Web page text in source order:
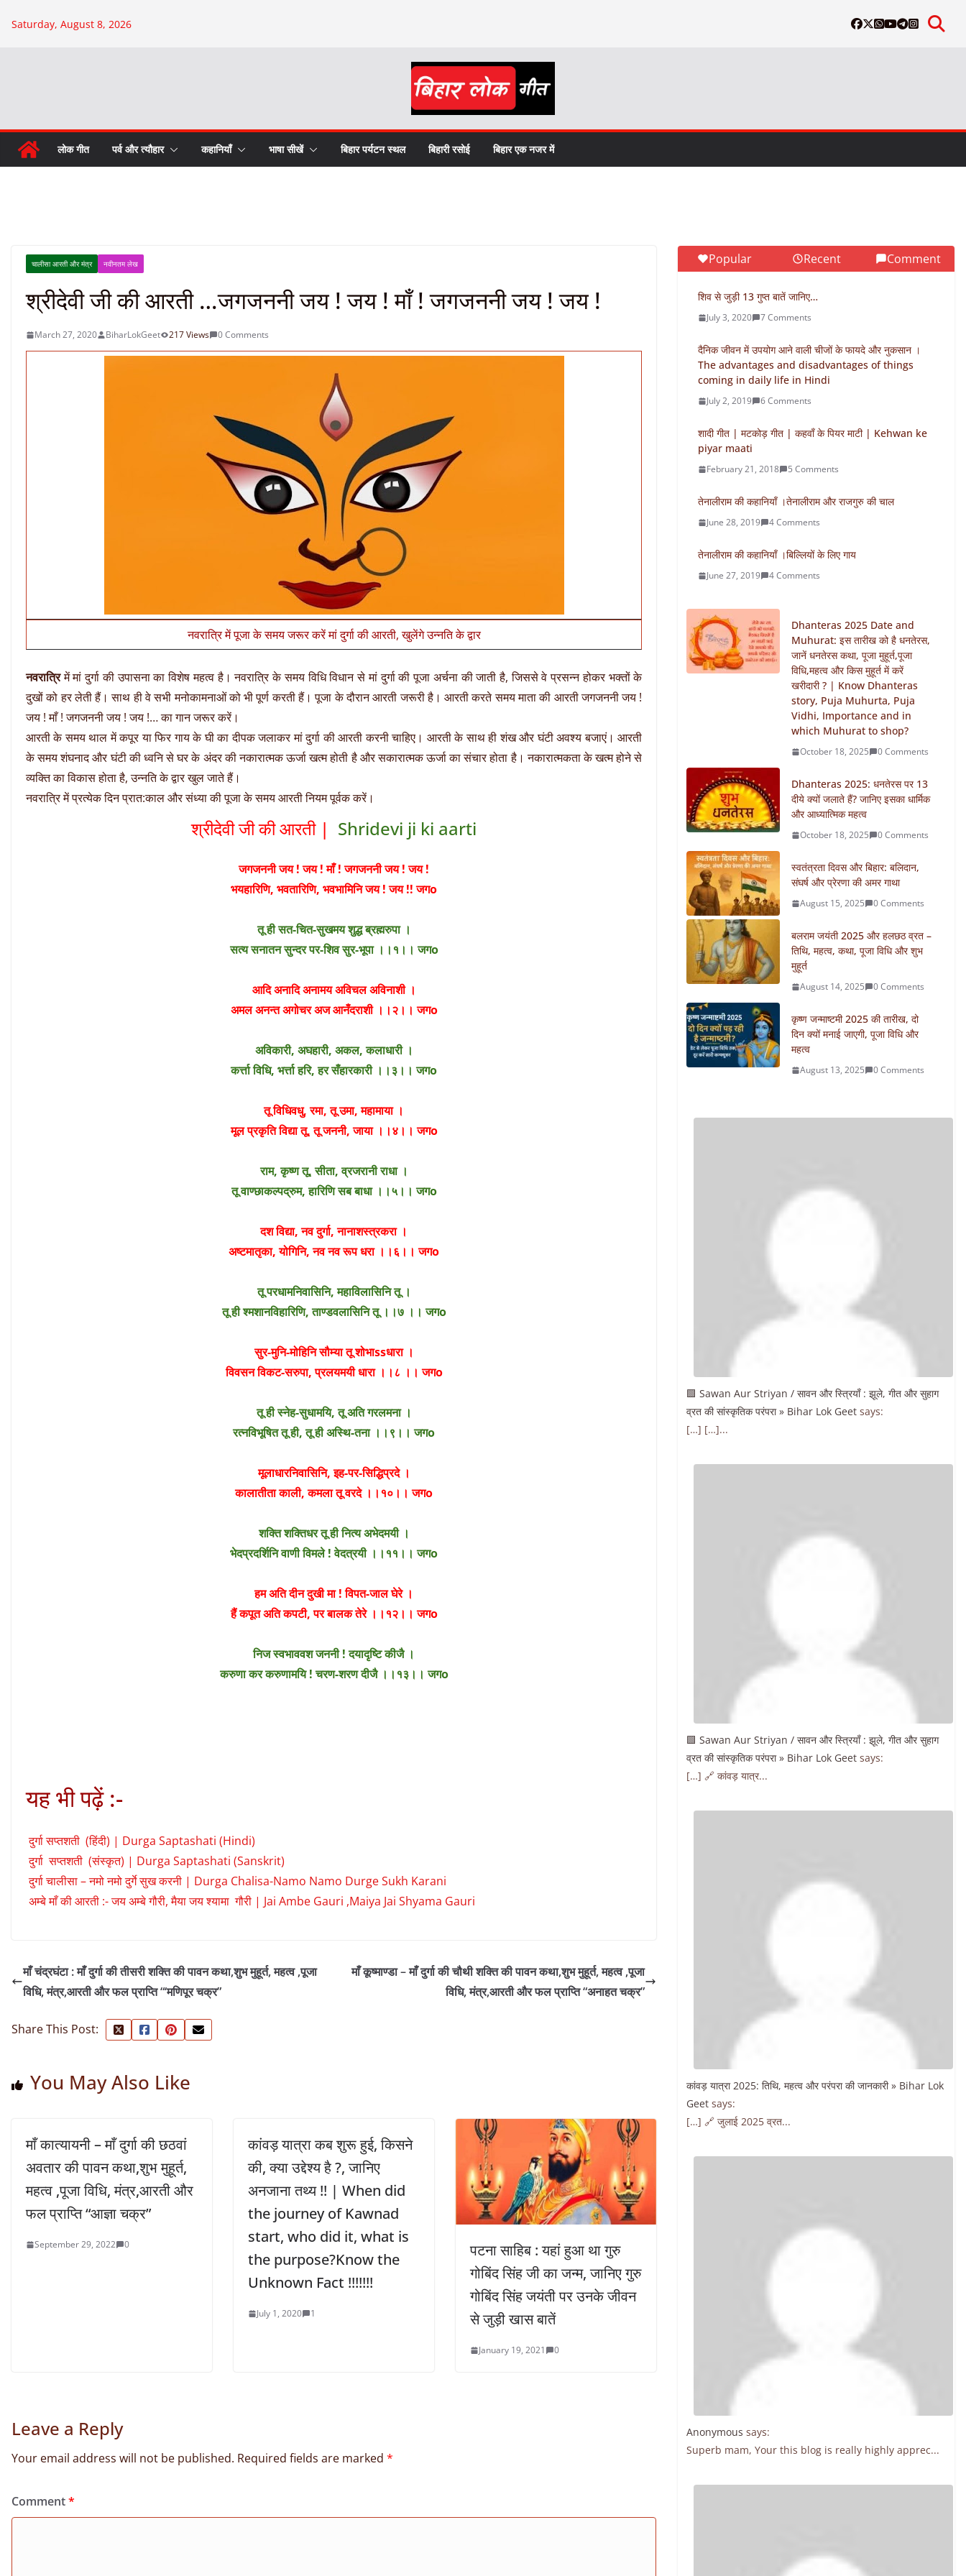
Saturday, August 8, 2026
लोक गीत पर्व और त्यौहार कहानियाँ भाषा सीखें बिहार पर्यटन स्थल बिहारी रसोई बिहार एक नजर में
चालीसा आरती और मंत्र नवीनतम लेख
श्रीदेवी जी की आरती …जगजननी जय ! जय ! माँ ! जगजननी जय ! जय !
March 27, 2020 BiharLokGeet 217 Views 0 Comments
नवरात्रि में पूजा के समय जरूर करें मां दुर्गा की आरती, खुलेंगे उन्नति के द्वार
नवरात्रिमें मां दुर्गा की उपासना का विशेष महत्व है। नवरात्रि के समय विधि विधान से मां दुर्गा की पूजा अर्चना की जाती है, जिससे वे प्रसन्न होकर भक्तों के
दुखों को हर लेती हैं। साथ ही वे सभी मनोकामनाओं को भी पूर्ण करती हैं। पूजा के दौरान आरती जरूरी है। आरती करते समय माता की आरती जगजननी जय !
जय ! माँ ! जगजननी जय ! जय !… का गान जरूर करें।
आरती के समय थाल में कपूर या फिर गाय के घी का दीपक जलाकर मां दुर्गा की आरती करनी चाहिए। आरती के साथ ही शंख और घंटी अवश्य बजाएं। आरती
के समय शंघनाद और घंटी की ध्वनि से घर के अंदर की नकारात्मक ऊर्जा खत्म होती है और सकारात्मक ऊर्जा का संचार होता है। नकारात्मकता के खत्म होने से
व्यक्ति का विकास होता है, उन्नति के द्वार खुल जाते हैं।
नवरात्रि में प्रत्येक दिन प्रात:काल और संध्या की पूजा के समय आरती नियम पूर्वक करें।
श्रीदेवी जी की आरती | Shridevi ji ki aarti
जगजननी जय ! जय ! माँ ! जगजननी जय ! जय !
भयहारिणि, भवतारिणि, भवभामिनि जय ! जय !! जगo
तू ही सत-चित-सुखमय शुद्ध ब्रह्मरुपा ।
सत्य सनातन सुन्दर पर-शिव सुर-भूपा ।।१।। जगo
आदि अनादि अनामय अविचल अविनाशी ।
अमल अनन्त अगोचर अज आनँदराशी ।।२।। जगo
अविकारी, अघहारी, अकल, कलाधारी ।
कर्त्ता विधि, भर्त्ता हरि, हर सँहारकारी ।।३।। जगo
तू विधिवधु, रमा, तू उमा, महामाया ।
मूल प्रकृति विद्या तू, तू जननी, जाया ।।४।। जगo
राम, कृष्ण तू, सीता, व्रजरानी राधा ।
तू वाण्छाकल्पद्रुम, हारिणि सब बाधा ।।५।। जगo
दश विद्या, नव दुर्गा, नानाशस्त्रकरा ।
अष्टमातृका, योगिनि, नव नव रूप धरा ।।६।। जगo
तू परधामनिवासिनि, महाविलासिनि तू ।
तू ही श्मशानविहारिणि, ताण्डवलासिनि तू ।।७ ।। जगo
सुर-मुनि-मोहिनि सौम्या तू शोभाssधारा ।
विवसन विकट-सरुपा, प्रलयमयी धारा ।।८ ।। जगo
तू ही स्नेह-सुधामयि, तू अति गरलमना ।
रत्नविभूषित तू ही, तू ही अस्थि-तना ।।९।। जगo
मूलाधारनिवासिनि, इह-पर-सिद्धिप्रदे ।
कालातीता काली, कमला तू वरदे ।।१०।। जगo
शक्ति शक्तिधर तू ही नित्य अभेदमयी ।
भेदप्रदर्शिनि वाणी विमले ! वेदत्रयी ।।११।। जगo
हम अति दीन दुखी मा ! विपत-जाल घेरे ।
हैं कपूत अति कपटी, पर बालक तेरे ।।१२।। जगo
निज स्वभाववश जननी ! दयादृष्टि कीजै ।
करुणा कर करुणामयि ! चरण-शरण दीजै ।।१३।। जगo
यह भी पढ़ें :-
दुर्गा सप्तशती (हिंदी) | Durga Saptashati (Hindi)
दुर्गा सप्तशती (संस्कृत) | Durga Saptashati (Sanskrit)
दुर्गा चालीसा – नमो नमो दुर्गे सुख करनी | Durga Chalisa-Namo Namo Durge Sukh Karani
अम्बे माँ की आरती :- जय अम्बे गौरी, मैया जय श्यामा गौरी | Jai Ambe Gauri ,Maiya Jai Shyama Gauri
माँ चंद्रघंटा : माँ दुर्गा की तीसरी शक्ति की पावन कथा,शुभ मुहूर्त, महत्व ,पूजा
विधि, मंत्र,आरती और फल प्राप्ति “‘मणिपूर चक्र”
माँ कूष्माण्डा – माँ दुर्गा की चौथी शक्ति की पावन कथा,शुभ मुहूर्त, महत्व ,पूजा
विधि, मंत्र,आरती और फल प्राप्ति “अनाहत चक्र”
Share This Post:
You May Also Like
माँ कात्यायनी – माँ दुर्गा की छठवां
अवतार की पावन कथा,शुभ मुहूर्त,
महत्व ,पूजा विधि, मंत्र,आरती और
फल प्राप्ति “आज्ञा चक्र”
September 29, 2022 0
कांवड़ यात्रा कब शुरू हुई, किसने
की, क्या उद्देश्य है ?, जानिए
अनजाना तथ्य !! | When did
the journey of Kawnad
start, who did it, what is
the purpose?Know the
Unknown Fact !!!!!!!
July 1, 2020 1
पटना साहिब : यहां हुआ था गुरु
गोबिंद सिंह जी का जन्म, जानिए गुरु
गोबिंद सिंह जयंती पर उनके जीवन
से जुड़ी खास बातें
January 19, 2021 0
Leave a Reply
Your email address will not be published. Required fields are marked *
Comment*
Popular Recent Comment
शिव से जुड़ी 13 गुप्त बातें जानिए…
July 3, 2020 7 Comments
दैनिक जीवन में उपयोग आने वाली चीजों के फायदे और नुकसान ।
The advantages and disadvantages of things
coming in daily life in Hindi
July 2, 2019 6 Comments
शादी गीत | मटकोड़ गीत | कहवाँ के पियर माटी | Kehwan ke
piyar maati
February 21, 2018 5 Comments
तेनालीराम की कहानियाँ ।तेनालीराम और राजगुरु की चाल
June 28, 2019 4 Comments
तेनालीराम की कहानियाँ ।बिल्लियों के लिए गाय
June 27, 2019 4 Comments
Dhanteras 2025 Date and
Muhurat: इस तारीख को है धनतेरस,
जानें धनतेरस कथा, पूजा मुहूर्त,पूजा
विधि,महत्व और किस मुहूर्त में करें
खरीदारी ? | Know Dhanteras
story, Puja Muhurta, Puja
Vidhi, Importance and in
which Muhurat to shop?
October 18, 2025 0 Comments
Dhanteras 2025: धनतेरस पर 13
दीये क्यों जलाते हैं? जानिए इसका धार्मिक
और आध्यात्मिक महत्व
October 18, 2025 0 Comments
स्वतंत्रता दिवस और बिहार: बलिदान,
संघर्ष और प्रेरणा की अमर गाथा
August 15, 2025 0 Comments
बलराम जयंती 2025 और हलछठ व्रत –
तिथि, महत्व, कथा, पूजा विधि और शुभ
मुहूर्त
August 14, 2025 0 Comments
कृष्ण जन्माष्टमी 2025 की तारीख, दो
दिन क्यों मनाई जाएगी, पूजा विधि और
महत्व
August 13, 2025 0 Comments
🟩 Sawan Aur Striyan / सावन और स्त्रियाँ : झूले, गीत और सुहाग
व्रत की सांस्कृतिक परंपरा » Bihar Lok Geet says:
[…] […]...
🟩 Sawan Aur Striyan / सावन और स्त्रियाँ : झूले, गीत और सुहाग
व्रत की सांस्कृतिक परंपरा » Bihar Lok Geet says:
[…] 🔗 कांवड़ यात्र...
कांवड़ यात्रा 2025: तिथि, महत्व और परंपरा की जानकारी » Bihar Lok
Geet says:
[…] 🔗 जुलाई 2025 व्रत...
Anonymous says:
Superb mam, Your this blog is really highly apprec...